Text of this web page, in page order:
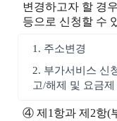
변경하고자 할 경
등으로 신청할 수
1. 주소변경
2. 부가서비스 신
고/해제 및 요금
④ 제1항과 제2항(